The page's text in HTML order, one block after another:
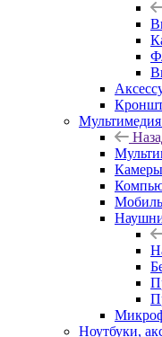
Мультимедия
Ноутбуки,